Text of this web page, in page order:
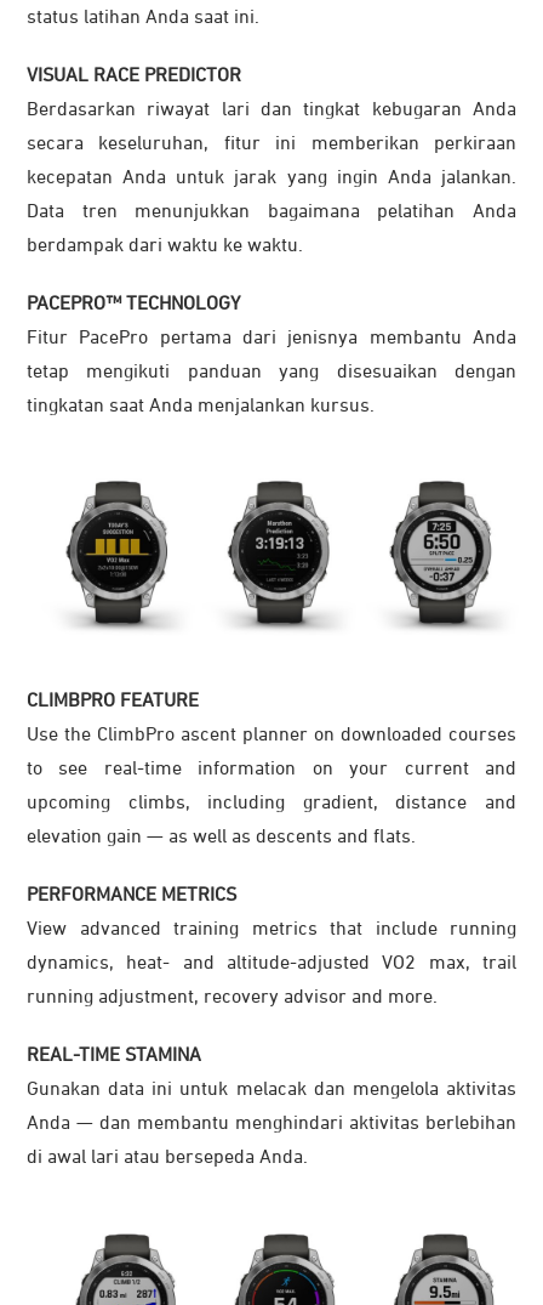
status latihan Anda saat ini.
VISUAL RACE PREDICTOR
Berdasarkan riwayat lari dan tingkat kebugaran Anda
secara keseluruhan, fitur ini memberikan perkiraan
kecepatan Anda untuk jarak yang ingin Anda jalankan.
Data tren menunjukkan bagaimana pelatihan Anda
berdampak dari waktu ke waktu.
PACEPRO™ TECHNOLOGY
Fitur PacePro pertama dari jenisnya membantu Anda
tetap mengikuti panduan yang disesuaikan dengan
tingkatan saat Anda menjalankan kursus.
CLIMBPRO FEATURE
Use the ClimbPro ascent planner on downloaded courses
to see real-time information on your current and
upcoming climbs, including gradient, distance and
elevation gain — as well as descents and flats.
PERFORMANCE METRICS
View advanced training metrics that include running
dynamics, heat- and altitude-adjusted VO2 max, trail
running adjustment, recovery advisor and more.
REAL-TIME STAMINA
Gunakan data ini untuk melacak dan mengelola aktivitas
Anda — dan membantu menghindari aktivitas berlebihan
di awal lari atau bersepeda Anda.